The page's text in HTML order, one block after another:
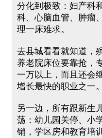
分化到极致：妇产科
科、心脑血管、肿瘤
理一床难求。
去县城看看就知道，
养老院床位要靠抢，
一万以上，而且还会
增长最快的职业之一。
另一边，所有跟新生
荡：幼儿园关停、小
销，学区房和教育培